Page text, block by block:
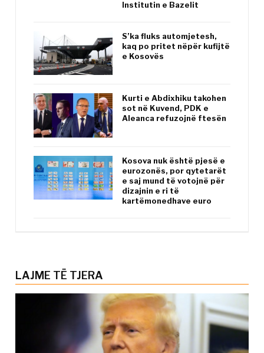
Institutin e Bazelit
S’ka fluks automjetesh,
kaq po pritet nëpër kufijtë
e Kosovës
Kurti e Abdixhiku takohen
sot në Kuvend, PDK e
Aleanca refuzojnë ftesën
Kosova nuk është pjesë e
eurozonës, por qytetarët
e saj mund të votojnë për
dizajnin e ri të
kartëmonedhave euro
LAJME TË TJERA